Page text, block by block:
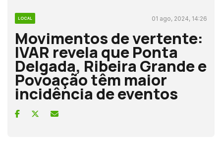
LOCAL 01 ago, 2024, 14:26
Movimentos de vertente:
IVAR revela que Ponta
Delgada, Ribeira Grande e
Povoação têm maior
incidência de eventos